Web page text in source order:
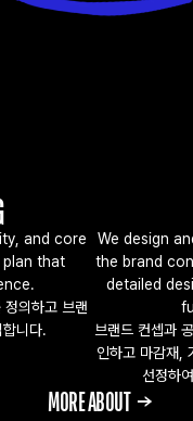
and core
plan that
의하고 브랜
니다.
We design
the brand
detailed
브랜드 컨셉과
인하고 마감재,
선정하
     MORE ABOUT →